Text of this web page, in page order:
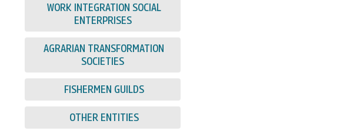
WORK INTEGRATION SOCIAL
ENTERPRISES
AGRARIAN TRANSFORMATION
SOCIETIES
FISHERMEN GUILDS
OTHER ENTITIES